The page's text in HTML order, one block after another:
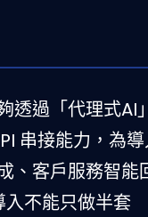
透過「代理式AI
串接能力，為
、客戶服務智能
入不能只做半套